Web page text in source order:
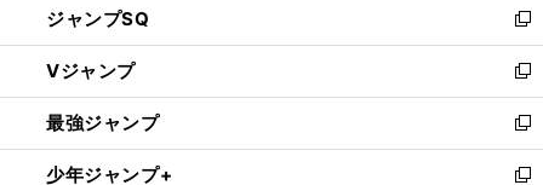
い
ウ
ィ
ン
ド
ウ
で
ジャンプSQ
新
し
い
ウ
ィ
ン
ド
Vジャンプ
新
し
い
ウ
ィ
最強ジャンプ
新
し
い
少年ジャンプ+
新